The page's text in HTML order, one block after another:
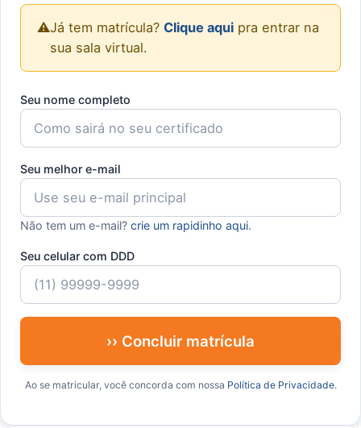
⚠️Já tem matrícula? Clique aqui pra entrar na
sua sala virtual.
Seu nome completo
Seu melhor e-mail
Não tem um e-mail? crie um rapidinho aqui.
Seu celular com DDD
›› Concluir matrícula
Ao se matricular, você concorda com nossa Política de Privacidade.